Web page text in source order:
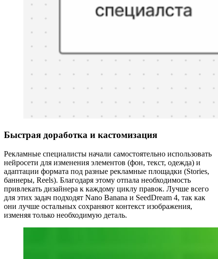
Быстрая доработка и кастомизация
Рекламные специалисты начали самостоятельно использовать
нейросети для изменения элементов (фон, текст, одежда) и
адаптации формата под разные рекламные площадки (Stories,
баннеры, Reels). Благодаря этому отпала необходимость
привлекать дизайнера к каждому циклу правок. Лучше всего
для этих задач подходят Nano Banana и SeedDream 4, так как
они лучше остальных сохраняют контекст изображения,
изменяя только необходимую деталь.